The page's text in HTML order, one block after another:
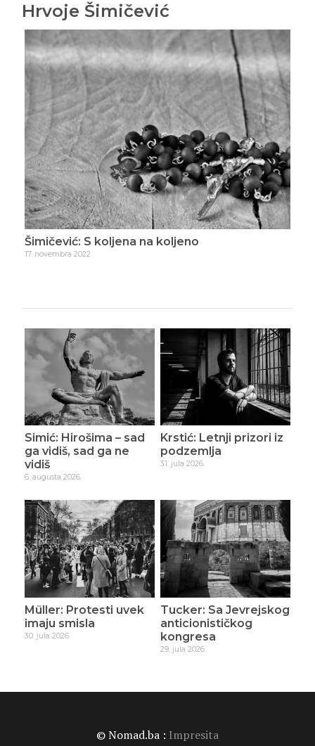
Hrvoje Šimičević
Šimičević: Klizno komuniciranje
Simić: Hirošima – sad
ga vidiš, sad ga ne
vidiš
6. augusta 2026.
Krstić: Letnji prizori iz
podzemlja
31. jula 2026.
Müller: Protesti uvek
imaju smisla
30. jula 2026.
Tucker: Sa Jevrejskog
anticionističkog
kongresa
29. jula 2026.
© Nomad.ba : Impresita